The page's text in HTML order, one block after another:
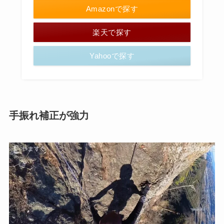
Amazonで探す
楽天で探す
Yahooで探す
手振れ補正が強力